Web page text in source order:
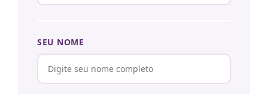
SEU NOME